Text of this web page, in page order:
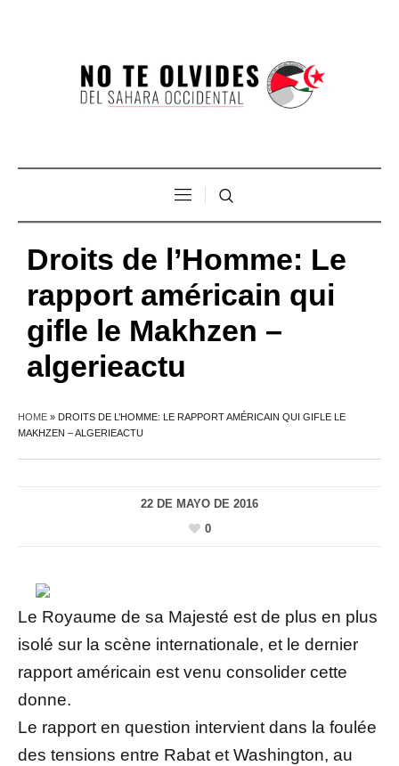
Droits de l’Homme: Le
rapport américain qui
gifle le Makhzen –
algerieactu
HOME » DROITS DE L’HOMME: LE RAPPORT AMÉRICAIN QUI GIFLE LE
MAKHZEN – ALGERIEACTU
22 DE MAYO DE 2016
0
Le Royaume de sa Majesté est de plus en plus
isolé sur la scène internationale, et le dernier
rapport américain est venu consolider cette
donne.
Le rapport en question intervient dans la foulée
des tensions entre Rabat et Washington, au